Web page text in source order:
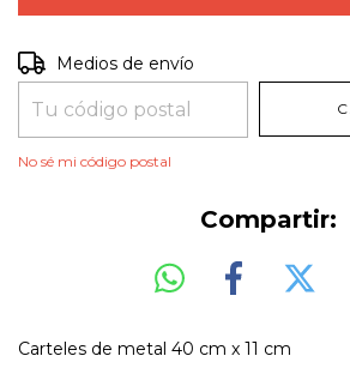
Entregas para el CP:
Medios de envío
No sé mi código postal
Compartir:
Carteles de metal 40 cm x 11 cm